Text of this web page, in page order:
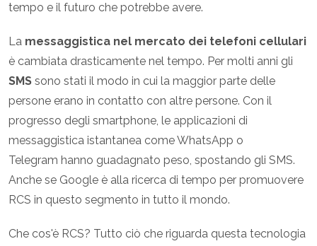
tempo e il futuro che potrebbe avere.
La messaggistica nel mercato dei telefoni cellulari
è cambiata drasticamente nel tempo. Per molti anni gli
SMS sono stati il modo in cui la maggior parte delle
persone erano in contatto con altre persone. Con il
progresso degli smartphone, le applicazioni di
messaggistica istantanea come WhatsApp o
Telegram hanno guadagnato peso, spostando gli SMS.
Anche se Google è alla ricerca di tempo per promuovere
RCS in questo segmento in tutto il mondo.
Che cos'è RCS? Tutto ciò che riguarda questa tecnologia